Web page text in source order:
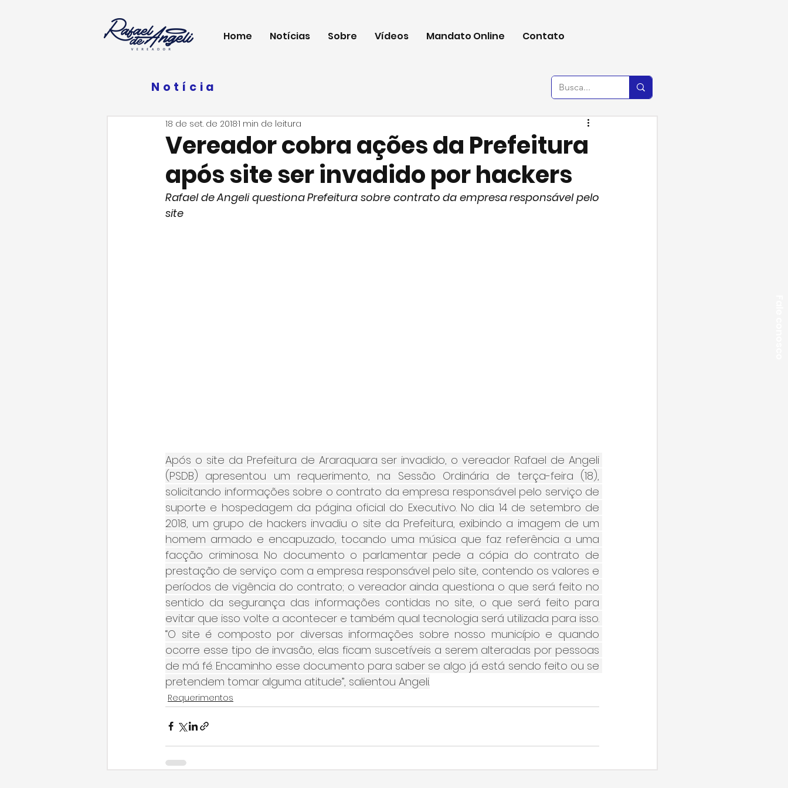
Home Notícias Sobre Vídeos Mandato Online Contato
Notícia
Vereador cobra ações da Prefeitura
após site ser invadido por hackers
18 de set. de 20181 min de leitura
Rafael de Angeli questiona Prefeitura sobre contrato da empresa responsável pelo
site
Após o site da Prefeitura de Araraquara ser invadido, o vereador Rafael de Angeli
(PSDB) apresentou um requerimento, na Sessão Ordinária de terça-feira (18),
solicitando informações sobre o contrato da empresa responsável pelo serviço de
suporte e hospedagem da página oficial do Executivo. No dia 14 de setembro de
2018, um grupo de hackers invadiu o site da Prefeitura, exibindo a imagem de um
homem armado e encapuzado, tocando uma música que faz referência a uma
facção criminosa. No documento o parlamentar pede a cópia do contrato de
prestação de serviço com a empresa responsável pelo site, contendo os valores e
períodos de vigência do contrato; o vereador ainda questiona o que será feito no
sentido da segurança das informações contidas no site, o que será feito para
evitar que isso volte a acontecer e também qual tecnologia será utilizada para isso.
“O site é composto por diversas informações sobre nosso município e quando
ocorre esse tipo de invasão, elas ficam suscetíveis a serem alteradas por pessoas
de má fé. Encaminho esse documento para saber se algo já está sendo feito ou se
pretendem tomar alguma atitude”, salientou Angeli.
Requerimentos